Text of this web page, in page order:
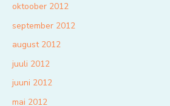
oktoober 2012
september 2012
august 2012
juuli 2012
juuni 2012
mai 2012